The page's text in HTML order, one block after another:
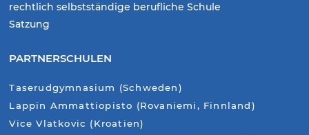
rechtlich selbstständige berufliche Schule
Satzung
PARTNERSCHULEN
Taserudgymnasium (Schweden)
Lappin Ammattiopisto (Rovaniemi, Finnland)
Vice Vlatkovic (Kroatien)